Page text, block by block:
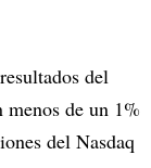
del
de un 1%
del Nasdaq